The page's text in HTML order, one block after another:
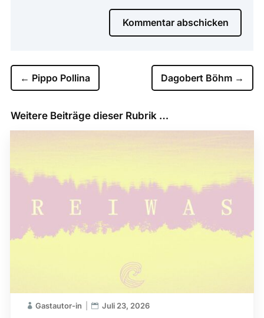
Kommentar abschicken
← Pippo Pollina Dagobert Böhm →
Weitere Beiträge dieser Rubrik …
Gastautor-in Juli 23, 2026